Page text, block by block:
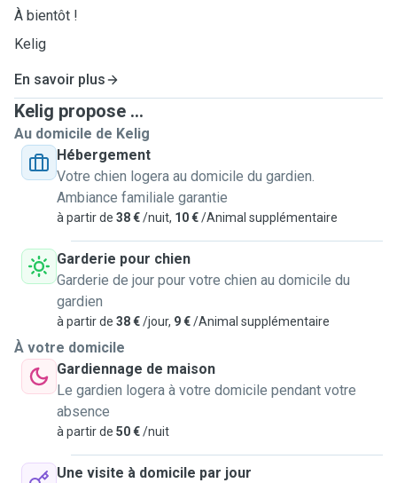
À bientôt !
Kelig
En savoir plus
Kelig propose ...
Au domicile de Kelig
Hébergement
Votre chien logera au domicile du gardien.
Ambiance familiale garantie
à partir de 38 €/nuit, 10 €/Animal supplémentaire
Garderie pour chien
Garderie de jour pour votre chien au domicile du
gardien
à partir de 38 €/jour, 9 €/Animal supplémentaire
À votre domicile
Gardiennage de maison
Le gardien logera à votre domicile pendant votre
absence
à partir de 50 €/nuit
Une visite à domicile par jour